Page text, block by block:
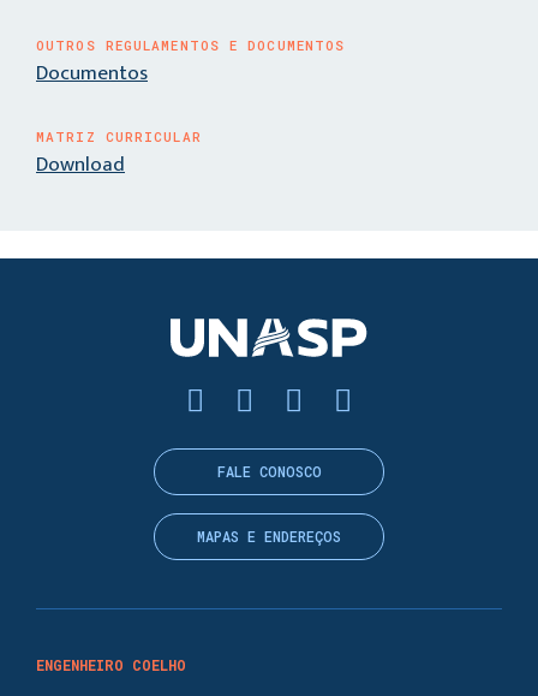
OUTROS REGULAMENTOS E DOCUMENTOS
Documentos
MATRIZ CURRICULAR
Download
ENGENHEIRO COELHO
FALE CONOSCO
MAPAS E ENDEREÇOS